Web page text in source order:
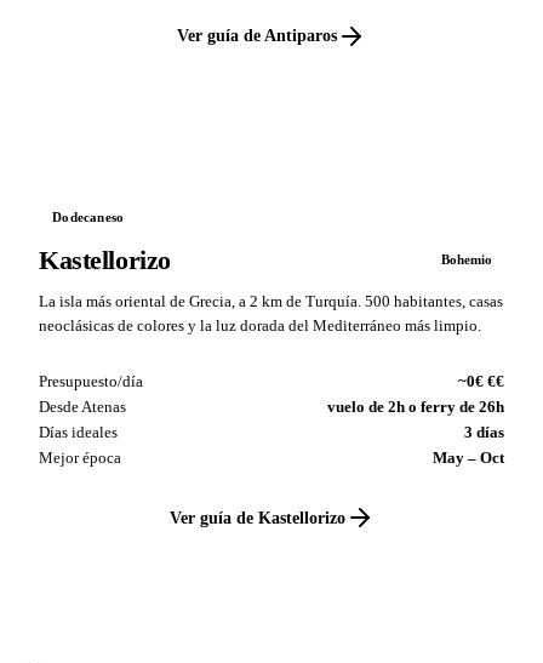
Ver guía de Antiparos
Dodecaneso
Kastellorizo Bohemio
La isla más oriental de Grecia, a 2 km de Turquía. 500 habitantes, casas
neoclásicas de colores y la luz dorada del Mediterráneo más limpio.
Presupuesto/día
~0€ €€
Desde Atenas
vuelo de 2h o ferry de 26h
Días ideales
3 días
Mejor época
May – Oct
Ver guía de Kastellorizo